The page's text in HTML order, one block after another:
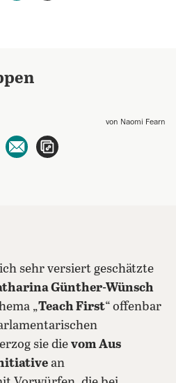
von Naomi Fearn
teilen
per WhatsApp teilen
per E-Mail teilen
sehr versiert geschätzte
Günther-Wünsch
„Teach First“ offenbar
sie die vom Aus
an